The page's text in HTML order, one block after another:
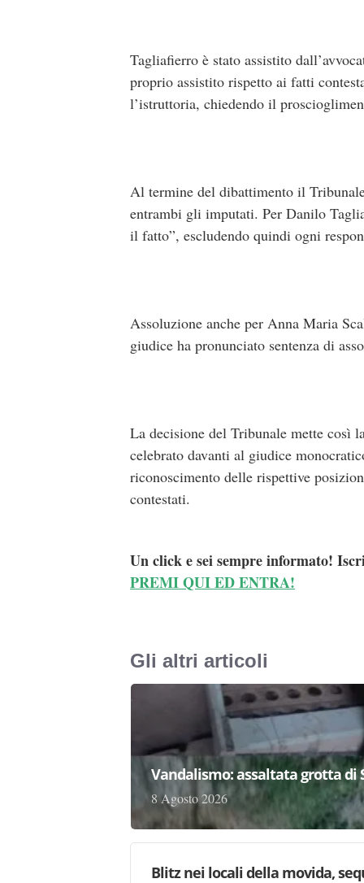
Tagliafierro è stato assistito
proprio assistito rispetto ai fatti
l’istruttoria, chiedendo il
Al termine del dibattimento il
entrambi gli imputati. Per Danilo
il fatto”, escludendo quindi ogni
Assoluzione anche per Anna Maria
giudice ha pronunciato sentenza di
La decisione del Tribunale mette così
celebrato davanti al giudice
riconoscimento delle rispettive
contestati.
Un click e sei sempre informato!
PREMI QUI ED ENTRA!
Gli altri articoli
Vandalismo: assaltata grotta di
8 Agosto 2026
Blitz nei locali della movida,